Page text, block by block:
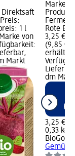
Direktsaft
1 l
von
Markt
Marke:
Rote
3,25 €;
(9,85 €
dm
3,25 €
0,33 kg
Gemüse